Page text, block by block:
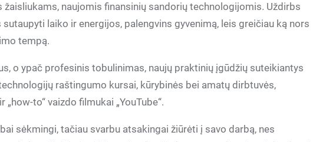
naujomis finansinių sandorių technologijomis. Uždirbs
laiko ir energijos, palengvins gyvenimą, leis greičiau ką nors
tempą.
o ypač profesinis tobulinimas, naujų praktinių įgūdžių suteikiantys
raštingumo kursai, kūrybinės bei amatų dirbtuvės,
to“ vaizdo filmukai „YouTube“.
sėkmingi, tačiau svarbu atsakingai žiūrėti į savo darbą, nes